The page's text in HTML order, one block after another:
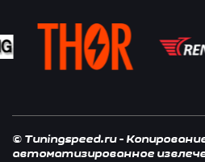
© Tuningspeed.ru -
автоматизированное